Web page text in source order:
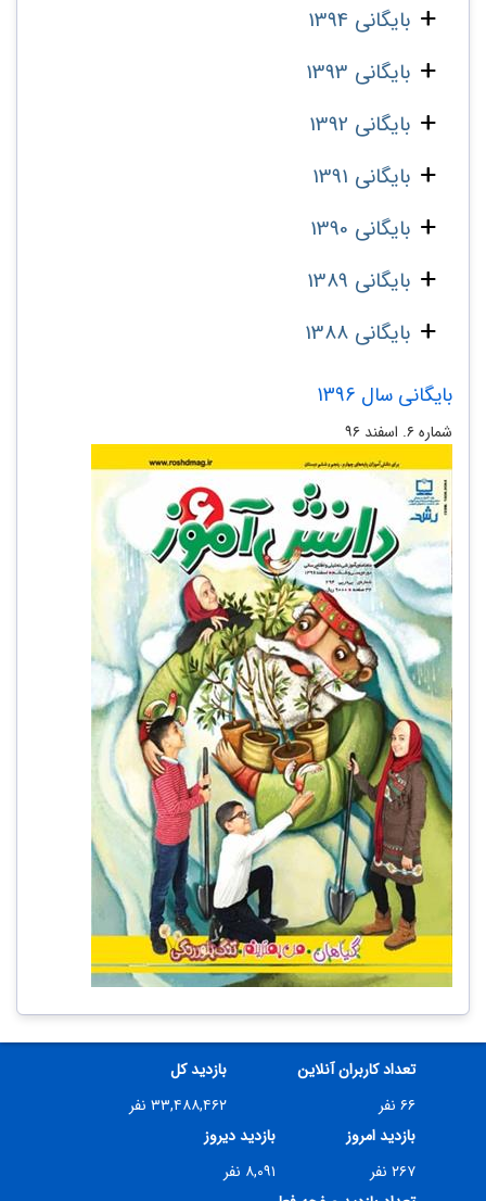
بایگانی 1394
بایگانی 1393
بایگانی 1392
بایگانی 1391
بایگانی 1390
بایگانی 1389
بایگانی 1388
بایگانی سال 1396
شماره ۶. اسفند ۹۶
تعداد کاربران آنلاین
۶۶ نفر
بازدید کل
۳۳,۴۸۸,۴۶۲ نفر
بازدید امروز
۲۶۷ نفر
بازدید دیروز
۸,۰۹۱ نفر